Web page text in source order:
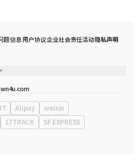
题信息用户协议企业社会责任活动隐私声明
大路 513号 3楼 （三成洞， coex)
Alipay
weixin
17TRACK SF EXPRESS